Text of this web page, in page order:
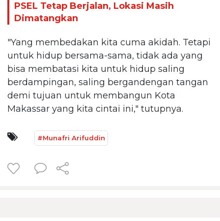
PSEL Tetap Berjalan, Lokasi Masih
Dimatangkan
"Yang membedakan kita cuma akidah. Tetapi
untuk hidup bersama-sama, tidak ada yang
bisa membatasi kita untuk hidup saling
berdampingan, saling bergandengan tangan
demi tujuan untuk membangun Kota
Makassar yang kita cintai ini," tutupnya.
#Munafri Arifuddin